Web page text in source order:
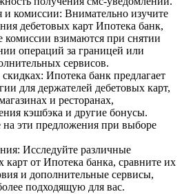
и комиссии: Внимательно изучите
дебетовых карт Ипотека банк,
комиссии взимаются при снятии
операций за границей или
сервисов.
Ипотека банк предлагает
для держателей дебетовых карт,
и ресторанах,
кэшбэка и другие бонусы.
эти предложения при выборе
Исследуйте различные
карт от Ипотека банка, сравните их
и дополнительные сервисы,
подходящую для вас.